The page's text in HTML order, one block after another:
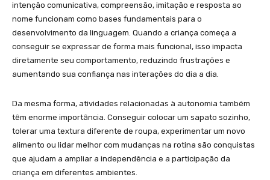
intenção comunicativa, compreensão, imitação e resposta ao
nome funcionam como bases fundamentais para o
desenvolvimento da linguagem. Quando a criança começa a
conseguir se expressar de forma mais funcional, isso impacta
diretamente seu comportamento, reduzindo frustrações e
aumentando sua confiança nas interações do dia a dia.
Da mesma forma, atividades relacionadas à autonomia também
têm enorme importância. Conseguir colocar um sapato sozinho,
tolerar uma textura diferente de roupa, experimentar um novo
alimento ou lidar melhor com mudanças na rotina são conquistas
que ajudam a ampliar a independência e a participação da
criança em diferentes ambientes.